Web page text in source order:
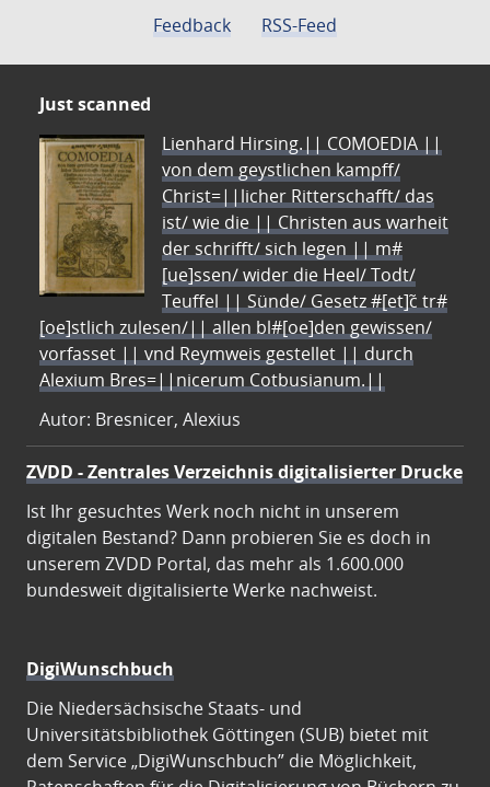
Feedback
RSS-Feed
Just scanned
Lienhard Hirsing.|| COMOEDIA ||
von dem geystlichen kampff/
Christ=||licher Ritterschafft/ das
ist/ wie die || Christen aus warheit
der schrifft/ sich legen || m#
[ue]ssen/ wider die Heel/ Todt/
Teuffel || Sünde/ Gesetz #[et]c̃ tr#
[oe]stlich zulesen/|| allen bl#[oe]den gewissen/
vorfasset || vnd Reymweis gestellet || durch
Alexium Bres=||nicerum Cotbusianum.||
Autor: Bresnicer, Alexius
ZVDD - Zentrales Verzeichnis digitalisierter Drucke
Ist Ihr gesuchtes Werk noch nicht in unserem
digitalen Bestand? Dann probieren Sie es doch in
unserem ZVDD Portal, das mehr als 1.600.000
bundesweit digitalisierte Werke nachweist.
DigiWunschbuch
Die Niedersächsische Staats- und
Universitätsbibliothek Göttingen (SUB) bietet mit
dem Service „DigiWunschbuch” die Möglichkeit,